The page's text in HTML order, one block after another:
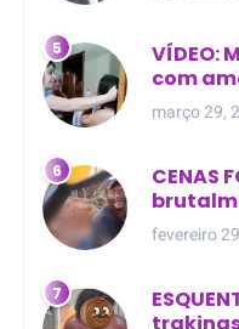
VÍDEO:
com
março 29,
CENAS
golpes
fevereiro